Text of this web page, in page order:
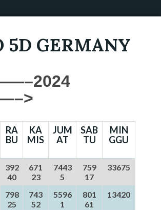
5D GERMANY
RA
BU
KA
MIS
JUM
AT
SAB
TU
MIN
GGU
392
40
671
23
7443
5
759
17
33675
798
25
743
52
5596
1
801
61
13420